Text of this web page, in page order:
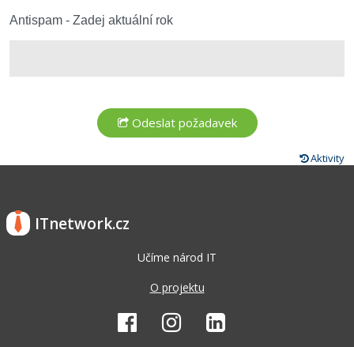
Antispam - Zadej aktuální rok
Aktivity
ITnetwork.cz
Učíme národ IT
O projektu